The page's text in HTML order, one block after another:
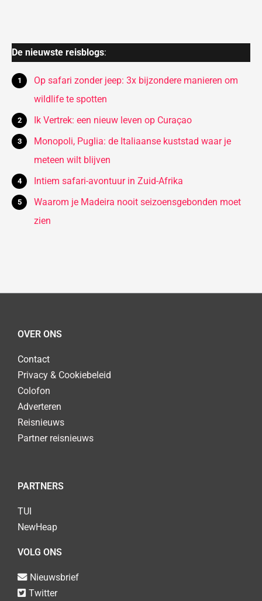
De nieuwste reisblogs:
Op safari zonder jeep: 3x bijzondere manieren om
wildlife te spotten
Ik Vertrek: een nieuw leven op Curaçao
Monopoli, Puglia: de Italiaanse kuststad waar je
meteen wilt blijven
Intiem safari-avontuur in Zuid-Afrika
Waarom je Madeira nooit seizoensgebonden moet
zien
OVER ONS
Contact
Privacy & Cookiebeleid
Colofon
Adverteren
Reisnieuws
Partner reisnieuws
PARTNERS
TUI
NewHeap
VOLG ONS
Nieuwsbrief
Twitter